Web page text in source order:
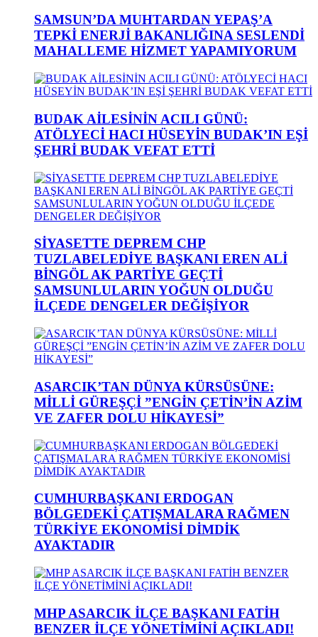
SAMSUN’DA MUHTARDAN YEPAŞ’A
TEPKİ ENERJİ BAKANLIĞINA SESLENDİ
MAHALLEME HİZMET YAPAMIYORUM
BUDAK AİLESİNİN ACILI GÜNÜ:
ATÖLYECİ HACI HÜSEYİN BUDAK’IN EŞİ
ŞEHRİ BUDAK VEFAT ETTİ
SİYASETTE DEPREM CHP
TUZLABELEDİYE BAŞKANI EREN ALİ
BİNGÖL AK PARTİYE GEÇTİ
SAMSUNLULARIN YOĞUN OLDUĞU
İLÇEDE DENGELER DEĞİŞİYOR
ASARCIK’TAN DÜNYA KÜRSÜSÜNE:
MİLLİ GÜREŞÇİ ”ENGİN ÇETİN’İN AZİM
VE ZAFER DOLU HİKAYESİ”
CUMHURBAŞKANI ERDOGAN
BÖLGEDEKİ ÇATIŞMALARA RAĞMEN
TÜRKİYE EKONOMİSİ DİMDİK
AYAKTADIR
MHP ASARCIK İLÇE BAŞKANI FATİH
BENZER İLÇE YÖNETİMİNİ AÇIKLADI!